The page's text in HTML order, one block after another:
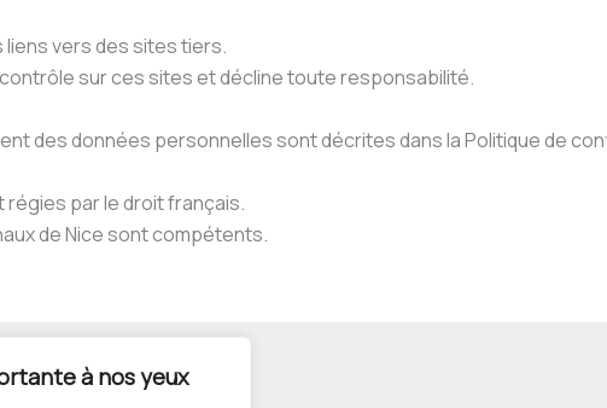
à nos yeux
vers des sites tiers.
contrôle sur ces sites et décline toute responsabilité.
des données personnelles sont décrites dans la Politique de
par le droit français.
de Nice sont compétents.